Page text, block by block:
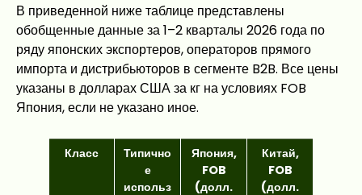
В приведенной ниже таблице представлены
обобщенные данные за 1–2 кварталы 2026 года по
ряду японских экспортеров, операторов прямого
импорта и дистрибьюторов в сегменте B2B. Все цены
указаны в долларах США за кг на условиях FOB
Япония, если не указано иное.
Класс
Типично
е
использ
Япония,
FOB
(долл.
Китай,
FOB
(долл.